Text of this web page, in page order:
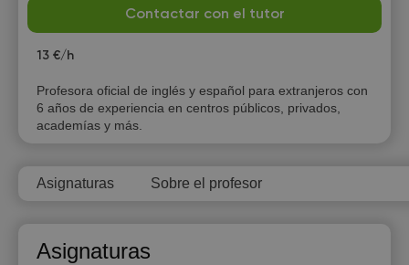
Contactar con el tutor
13 €/h
Profesora oficial de inglés y español para extranjeros con
6 años de experiencia en centros públicos, privados,
academías y más.
Asignaturas Sobre el profesor
Asignaturas
Mo
10
Tu
11
12
16:00
17:00
18:00